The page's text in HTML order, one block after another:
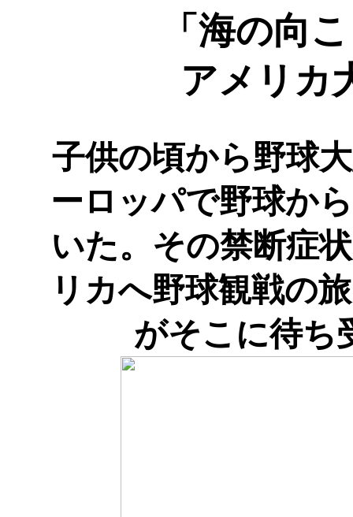
「海の向
アメリカ
子供の頃から野球
ーロッパで野球か
いた。その禁断症
リカへ野球観戦の
がそこに待ち